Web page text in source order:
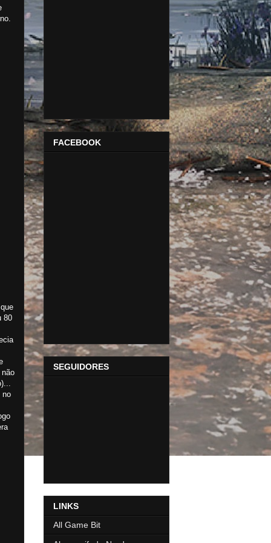
80
no
FACEBOOK
SEGUIDORES
LINKS
All Game Bit